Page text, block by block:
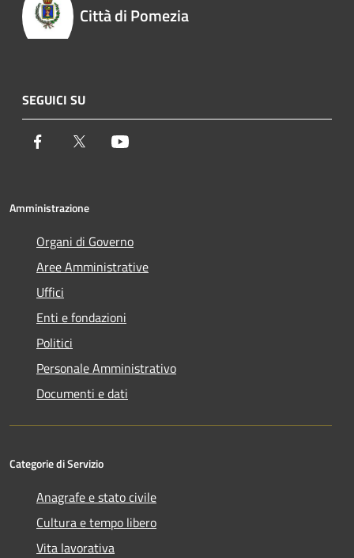
Città di Pomezia
SEGUICI SU
Facebook Twitter
Amministrazione
Organi di Governo
Aree Amministrative
Uffici
Enti e fondazioni
Politici
Personale Amministrativo
Documenti e dati
Categorie di Servizio
Anagrafe e stato civile
Cultura e tempo libero
Vita lavorativa